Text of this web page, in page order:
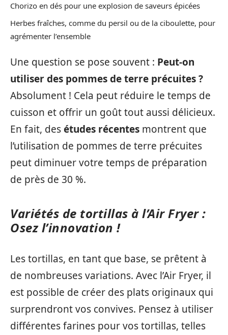
Chorizo en dés pour une explosion de saveurs épicées
Herbes fraîches, comme du persil ou de la ciboulette, pour
agrémenter l’ensemble
Une question se pose souvent : Peut-on
utiliser des pommes de terre précuites ?
Absolument ! Cela peut réduire le temps de
cuisson et offrir un goût tout aussi délicieux.
En fait, desétudes récentes montrent que
l’utilisation de pommes de terre précuites
peut diminuer votre temps de préparation
de près de 30 %.
Variétés de tortillas à l’Air Fryer :
Osez l’innovation !
Les tortillas, en tant que base, se prêtent à
de nombreuses variations. Avec l’Air Fryer, il
est possible de créer des plats originaux qui
surprendront vos convives. Pensez à utiliser
différentes farines pour vos tortillas, telles